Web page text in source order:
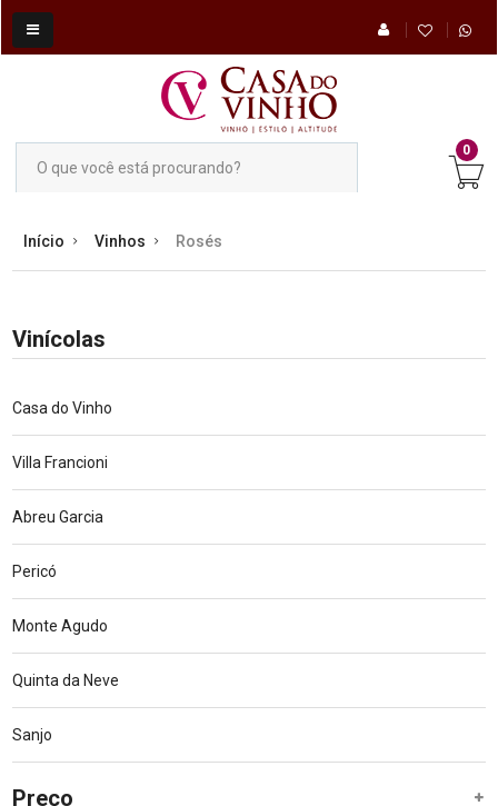
0
Início Vinhos Rosés
Vinícolas
Casa do Vinho
Villa Francioni
Abreu Garcia
Pericó
Monte Agudo
Quinta da Neve
Sanjo
Preço